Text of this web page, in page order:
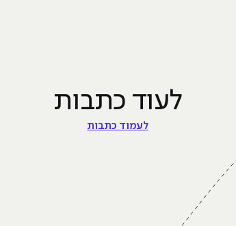
לעוד כתבות
לעמוד כתבות